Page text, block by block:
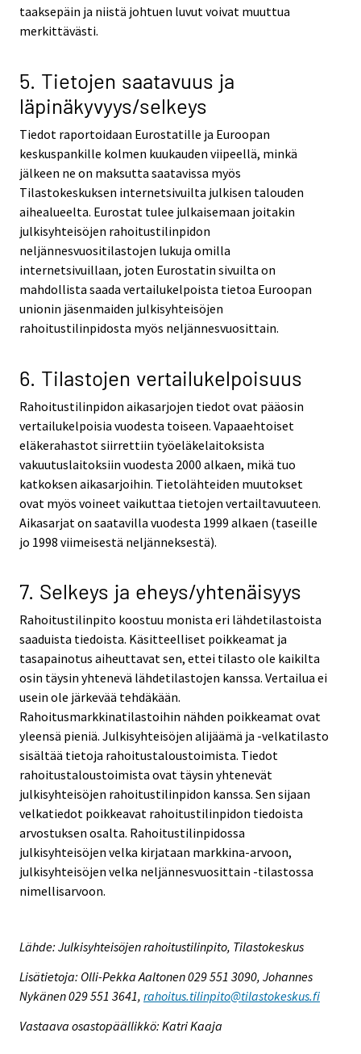
taaksepäin ja niistä johtuen luvut voivat muuttua
merkittävästi.
5. Tietojen saatavuus ja
läpinäkyvyys/selkeys
Tiedot raportoidaan Eurostatille ja Euroopan
keskuspankille kolmen kuukauden viipeellä, minkä
jälkeen ne on maksutta saatavissa myös
Tilastokeskuksen internetsivuilta julkisen talouden
aihealueelta. Eurostat tulee julkaisemaan joitakin
julkisyhteisöjen rahoitustilinpidon
neljännesvuositilastojen lukuja omilla
internetsivuillaan, joten Eurostatin sivuilta on
mahdollista saada vertailukelpoista tietoa Euroopan
unionin jäsenmaiden julkisyhteisöjen
rahoitustilinpidosta myös neljännesvuosittain.
6. Tilastojen vertailukelpoisuus
Rahoitustilinpidon aikasarjojen tiedot ovat pääosin
vertailukelpoisia vuodesta toiseen. Vapaaehtoiset
eläkerahastot siirrettiin työeläkelaitoksista
vakuutuslaitoksiin vuodesta 2000 alkaen, mikä tuo
katkoksen aikasarjoihin. Tietolähteiden muutokset
ovat myös voineet vaikuttaa tietojen vertailtavuuteen.
Aikasarjat on saatavilla vuodesta 1999 alkaen (taseille
jo 1998 viimeisestä neljänneksestä).
7. Selkeys ja eheys/yhtenäisyys
Rahoitustilinpito koostuu monista eri lähdetilastoista
saaduista tiedoista. Käsitteelliset poikkeamat ja
tasapainotus aiheuttavat sen, ettei tilasto ole kaikilta
osin täysin yhtenevä lähdetilastojen kanssa. Vertailua ei
usein ole järkevää tehdäkään.
Rahoitusmarkkinatilastoihin nähden poikkeamat ovat
yleensä pieniä. Julkisyhteisöjen alijäämä ja -velkatilasto
sisältää tietoja rahoitustaloustoimista. Tiedot
rahoitustaloustoimista ovat täysin yhtenevät
julkisyhteisöjen rahoitustilinpidon kanssa. Sen sijaan
velkatiedot poikkeavat rahoitustilinpidon tiedoista
arvostuksen osalta. Rahoitustilinpidossa
julkisyhteisöjen velka kirjataan markkina-arvoon,
julkisyhteisöjen velka neljännesvuosittain -tilastossa
nimellisarvoon.
Lähde: Julkisyhteisöjen rahoitustilinpito, Tilastokeskus
Lisätietoja: Olli-Pekka Aaltonen 029 551 3090, Johannes
Nykänen 029 551 3641, rahoitus.tilinpito@tilastokeskus.fi
Vastaava osastopäällikkö: Katri Kaaja